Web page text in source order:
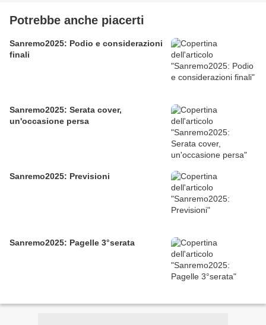
Potrebbe anche piacerti
Sanremo2025: Podio e considerazioni
finali
Sanremo2025: Serata cover,
un'occasione persa
Sanremo2025: Previsioni
Sanremo2025: Pagelle 3°serata